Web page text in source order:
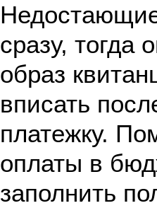
сразу, тогда
образ
вписать
платежку.
оплаты в
заполнить